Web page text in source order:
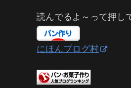
読んでるよ～って押し
にほんブログ村